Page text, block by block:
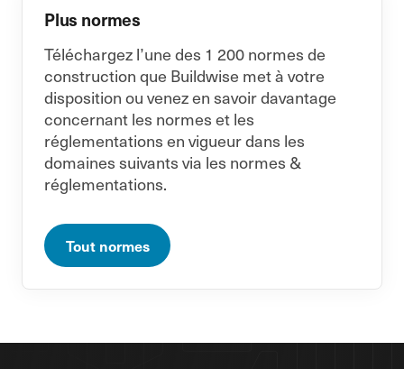
Plus normes
Téléchargez l’une des 1 200 normes de
construction que Buildwise met à votre
disposition ou venez en savoir davantage
concernant les normes et les
réglementations en vigueur dans les
domaines suivants via les normes &
réglementations.
Tout normes